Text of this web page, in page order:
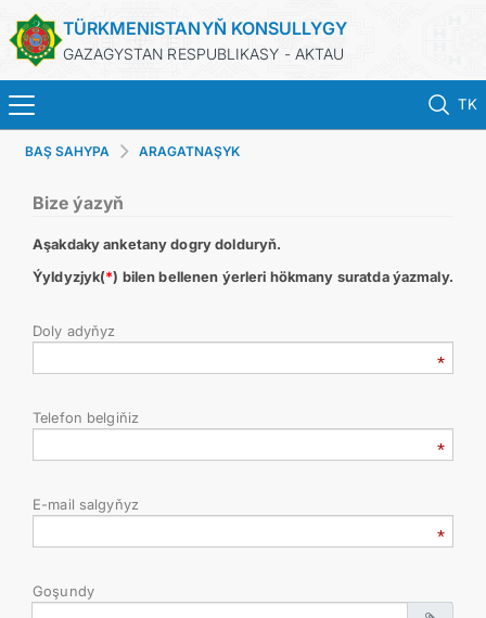
TÜRKMENISTANYŇ KONSULLYGY
GAZAGYSTAN RESPUBLIKASY - AKTAU
TK
BAŞ SAHYPA
TÜRKMENISTAN
BAŞ SAHYPA ARAGATNAŞYK
Bize ýazyň
Aşakdaky anketany dogry dolduryň.
Ýyldyzjyk(*) bilen bellenen ýerleri hökmany suratda ýazmaly.
Doly adyňyz
Telefon belgiňiz
E-mail salgyňyz
Goşundy